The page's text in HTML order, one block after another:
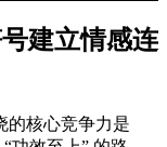
建立情感连
的核心竞争力是